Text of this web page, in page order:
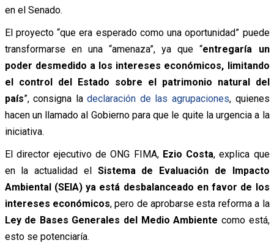
en el Senado.
El proyecto “que era esperado como una oportunidad” puede
transformarse en una “amenaza”, ya que “entregaría un
poder desmedido a los intereses económicos, limitando
el control del Estado sobre el patrimonio natural del
país”, consigna ladeclaración de las agrupaciones, quienes
hacen un llamado al Gobierno para que le quite la urgencia a la
iniciativa.
El director ejecutivo de ONG FIMA, Ezio Costa, explica que
en la actualidad el Sistema de Evaluación de Impacto
Ambiental (SEIA) ya está desbalanceado en favor de los
intereses económicos, pero de aprobarse esta reforma a la
Ley de Bases Generales del Medio Ambiente como está,
esto se potenciaría.